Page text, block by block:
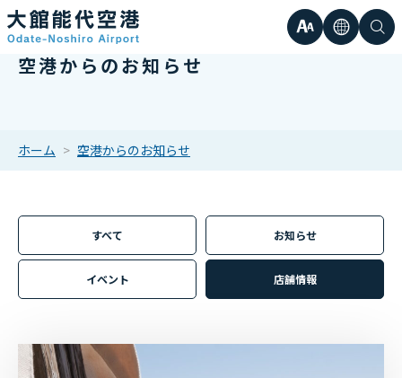
文
イ
ズ
言検
空港からのお知らせ
ホーム 空港からのお知らせ
すべて お知らせ
イベント 店舗情報